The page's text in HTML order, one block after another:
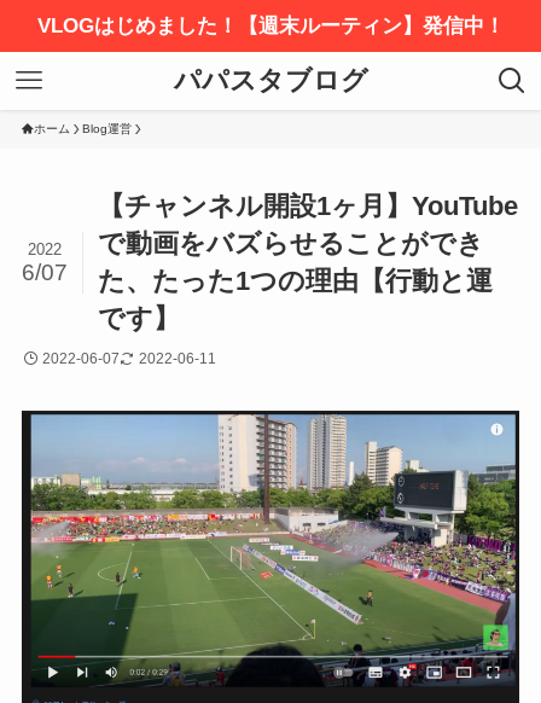
VLOGはじめました！【週末ルーティン】発信中！
パパスタブログ
ホーム Blog運営
【チャンネル開設1ヶ月】YouTube
で動画をバズらせることができ
た、たった1つの理由【行動と運
です】
2022
6/07
2022-06-07 2022-06-11